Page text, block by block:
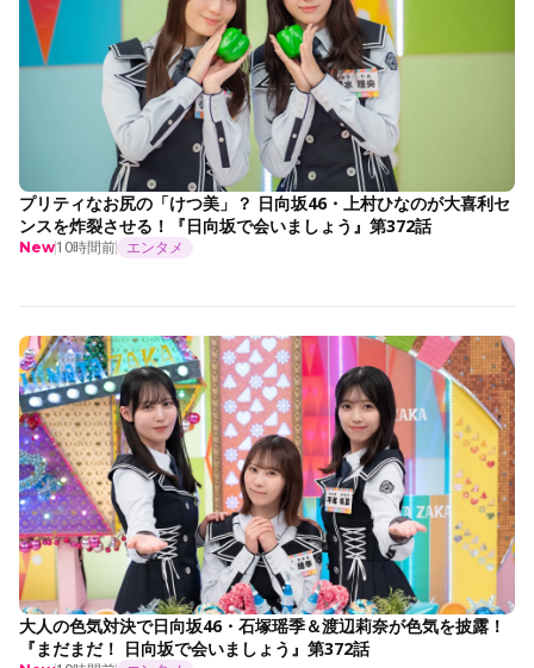
プリティなお尻の「けつ美」？ 日向坂46・上村ひなのが大喜利セ
ンスを炸裂させる！『日向坂で会いましょう』第372話
New10時間前 エンタメ
大人の色気対決で日向坂46・石塚瑶季＆渡辺莉奈が色気を披露！
『まだまだ！ 日向坂で会いましょう』第372話